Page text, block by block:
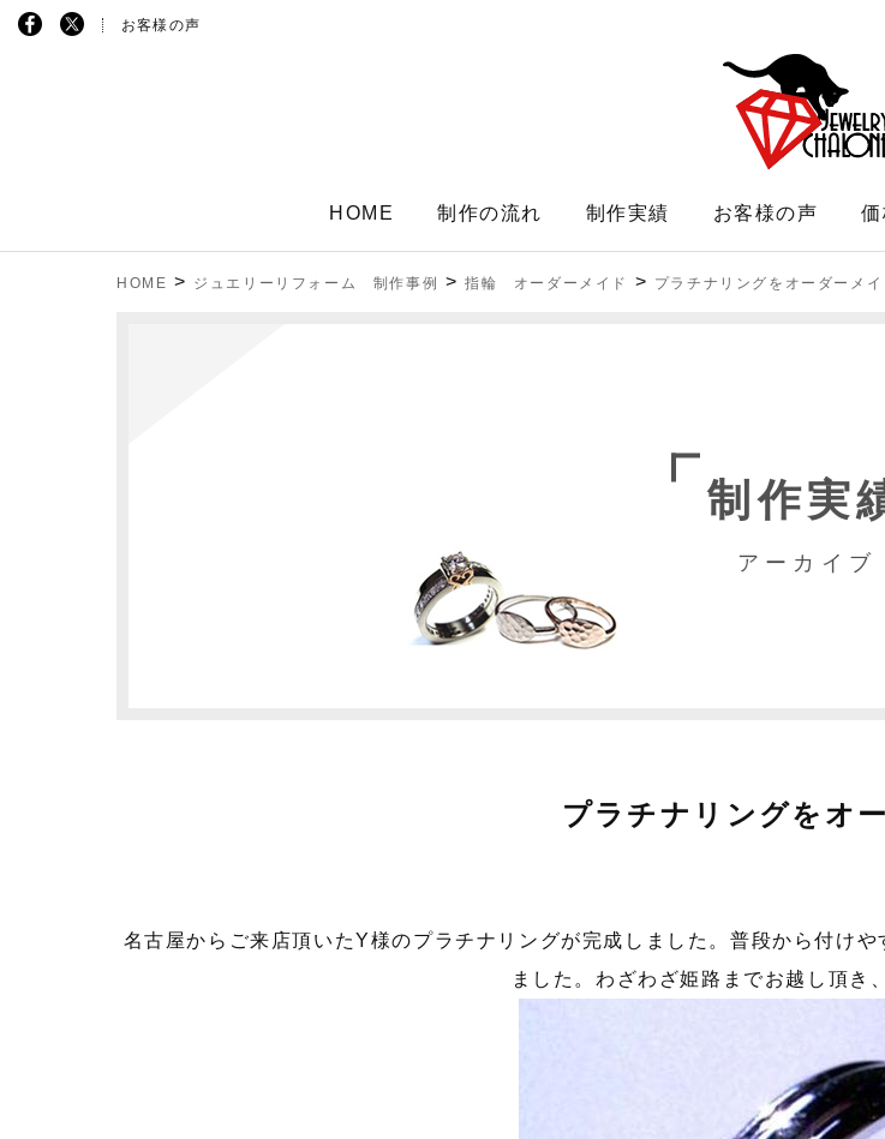
お客様の声
HOME 制作の流れ 制作実績 お客様の声 価
HOME > ジュエリーリフォーム 制作事例 >指輪 オーダーメイド > プラチナリングをオーダーメイ
制作実
アーカイブ
プラチナリングをオ
名古屋からご来店頂いたY様のプラチナリングが完成しました。普段から付け
ました。わざわざ姫路までお越し頂き